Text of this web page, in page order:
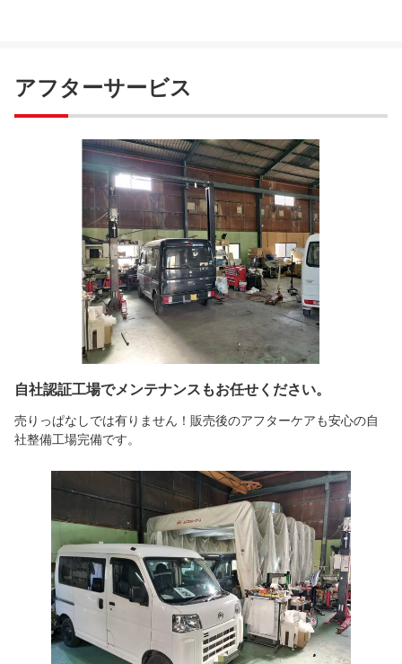
アフターサービス
自社認証工場でメンテナンスもお任せください。
売りっぱなしでは有りません！販売後のアフターケアも安心の自
社整備工場完備です。